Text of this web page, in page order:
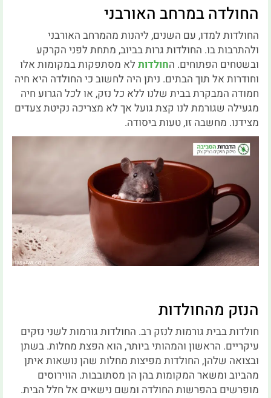
החולדה במרחב האורבני
החולדות למדו, עם השנים, ליהנות מהמרחב האורבני
ולהתרבות בו. החולדות גרות בביוב, מתחת לפני הקרקע
ובשטחים הפתוחים. החולדות לא מסתפקות במקומות אלו
וחודרות אל תוך הבתים. ניתן היה לחשוב כי החולדה היא חיה
חמודה המבקרת בבית שלנו ללא כל נזק, או לכל הגרוע חיה
מגעילה שגורמת לנו קצת גועל אך לא מצריכה נקיטת צעדים
מצידנו. מחשבה זו, טעות ביסודה.
הנזק מהחולדות
חולדות בבית גורמות לנזק רב. החולדות גורמות לשני נזקים
עיקריים. הראשון והמהותי ביותר, הוא הפצת מחלות. בשתן
ובצואה שלהן, החולדות מפיצות מחלות שהן נושאות איתן
מהביוב ומשאר המקומות בהן הן מסתובבות. הווירוסים
מופרשים בהפרשות החולדה ומשם נישאים אל חלל הבית.